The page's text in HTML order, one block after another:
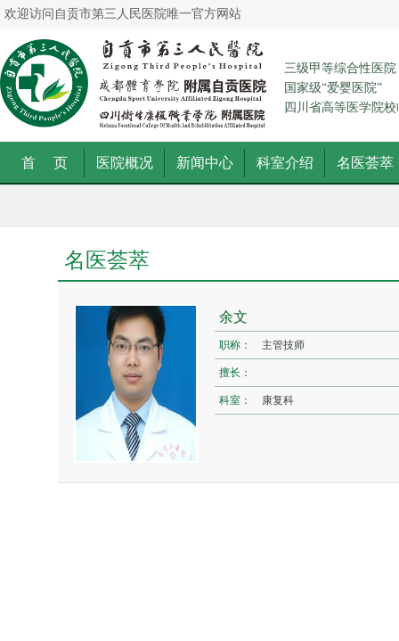
欢迎访问自贡市第三人民医院唯一官方网站
三级甲等综合性医院
国家级“爱婴医院”
四川省高等医学院
首 页 医院概况 新闻中心 科室介绍 名医荟萃
名医荟萃
余文
职称： 主管技师
擅长：
科室： 康复科